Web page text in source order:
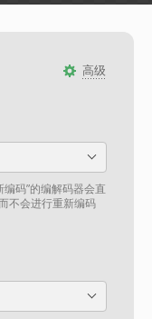
高级
码”的编解码器会直
不会进行重新编码